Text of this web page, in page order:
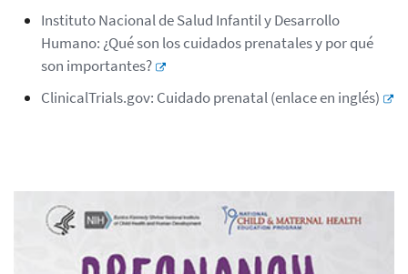
Instituto Nacional de Salud Infantil y Desarrollo
Humano: ¿Qué son los cuidados prenatales y por qué
son importantes?
ClinicalTrials.gov: Cuidado prenatal (enlace en inglés)